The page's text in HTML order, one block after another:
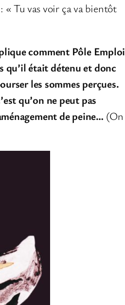
« Tu vas voir ça va bientôt
comment Pôle Emploi
qu’il était détenu et donc
les sommes perçues.
qu’on ne peut pas
de peine… (On